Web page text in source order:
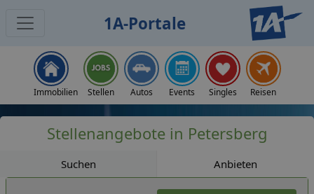
1A-Portale
Immobilien Stellen Autos Events Singles Reisen
Stellenangebote in Petersberg
Suchen Anbieten